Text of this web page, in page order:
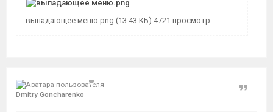
выпадающее меню.png (13.43 КБ) 4721 просмотр
Dmitry Goncharenko
Цитата